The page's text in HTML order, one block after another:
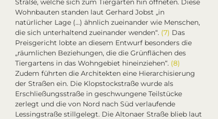
Wohnbauten standen laut Gerhard Jobst „in
natürlicher Lage (…) ähnlich zueinander wie Menschen,
die sich unterhaltend zueinander wenden“. (7) Das
Preisgericht lobte an diesem Entwurf besonders die
„räumlichen Beziehungen, die die Grünflächen des
Tiergartens in das Wohngebiet hineinziehen“. (8)
Zudem führten die Architekten eine Hierarchisierung
der Straßen ein. Die Klopstockstraße wurde als
Erschließungsstraße in geschwungene Teilstücke
zerlegt und die von Nord nach Süd verlaufende
Lessingstraße stillgelegt. Die Altonaer Straße blieb laut